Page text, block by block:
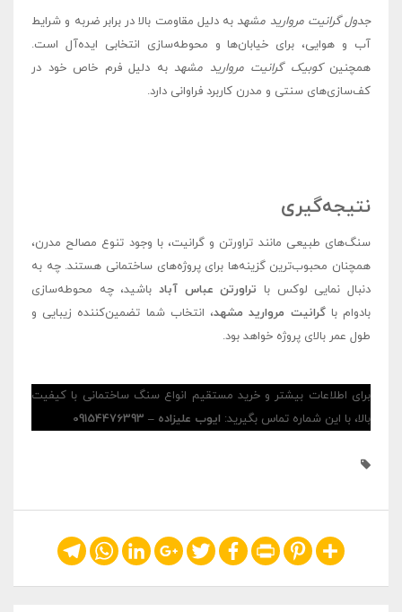
جدول گرانیت مروارید مشهدبه دلیل مقاومت بالا در برابر ضربه و شرایط
آب و هوایی، برای خیابان‌ها و محوطه‌سازی انتخابی ایده‌آل است.
همچنینکوبیک گرانیت مروارید مشهد به دلیل فرم خاص خود در
کف‌سازی‌های سنتی و مدرن کاربرد فراوانی دارد.
نتیجه‌گیری
سنگ‌های طبیعی مانند تراورتن و گرانیت، با وجود تنوع مصالح مدرن،
همچنان محبوب‌ترین گزینه‌ها برای پروژه‌های ساختمانی هستند. چه به
دنبال نمایی لوکس با تراورتن عباس آباد باشید، چه محوطه‌سازی
بادوام باگرانیت مروارید مشهد، انتخاب شما تضمین‌کننده زیبایی و
طول عمر بالای پروژه خواهد بود.
برای اطلاعات بیشتر و خرید مستقیم انواع سنگ ساختمانی با کیفیت
بالا، با این شماره تماس بگیرید: ایوب علیزاده – 09154476393
Share
Pinterest
Print
Facebook
Twitter
Google+
LinkedIn
WhatsApp
Telegram